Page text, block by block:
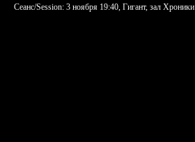
Сеанс/Session: 3 ноября 19:40, Гигант, зал Хроники